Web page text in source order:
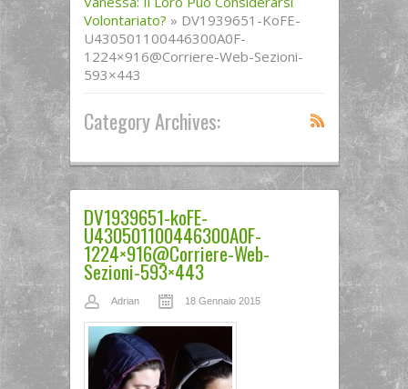
Volontariato? » DV1939651-KoFE-
U430501100446300A0F-
1224×916@Corriere-Web-Sezioni-
593×443
Category Archives:
DV1939651-koFE-
U430501100446300A0F-
1224×916@Corriere-Web-
Sezioni-593×443
Adrian 18 Gennaio 2015